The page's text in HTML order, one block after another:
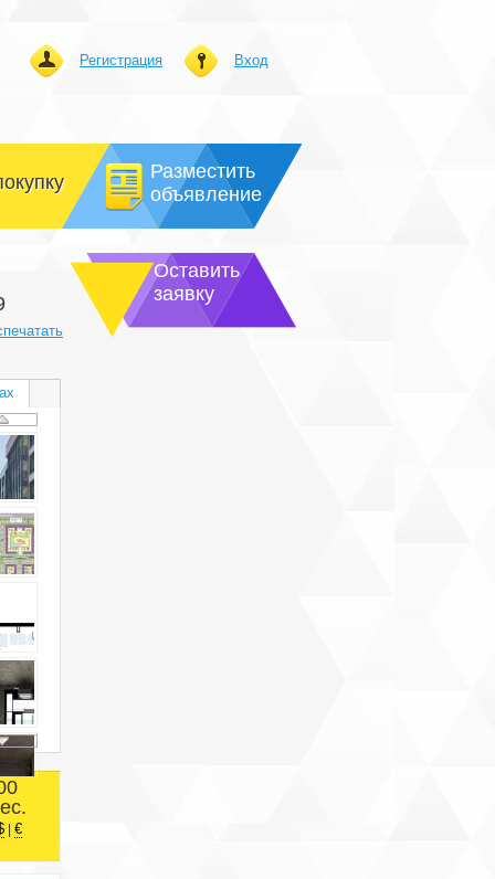
Вход
Регистрация
Разместить
объявление
| €
Оставить
заявку